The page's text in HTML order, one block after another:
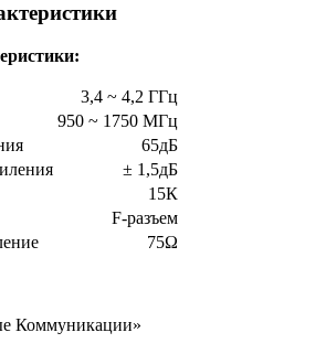
3,4 ~ 4,2 ГГц
950 ~ 1750 МГц
65дБ
± 1,5дБ
15К
F-разъем
75Ω
Коммуникации»